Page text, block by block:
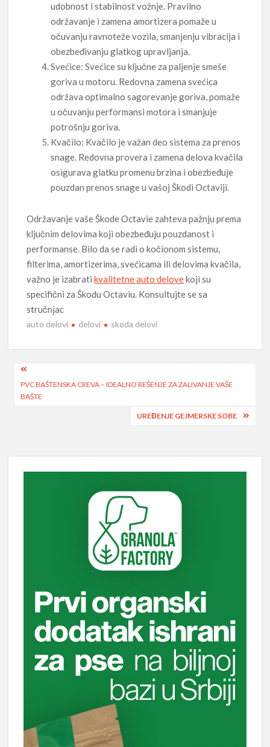
udobnost i stabilnost vožnje. Pravilno
održavanje i zamena amortizera pomaže u
očuvanju ravnoteže vozila, smanjenju vibracija i
obezbeđivanju glatkog upravljanja.
Svećice: Svećice su ključne za paljenje smeše
goriva u motoru. Redovna zamena svećica
održava optimalno sagorevanje goriva, pomaže
u očuvanju performansi motora i smanjuje
potrošnju goriva.
Kvačilo: Kvačilo je važan deo sistema za prenos
snage. Redovna provera i zamena delova kvačila
osigurava glatku promenu brzina i obezbeđuje
pouzdan prenos snage u vašoj Škodi Octaviji.
Održavanje vaše Škode Octavie zahteva pažnju prema
ključnim delovima koji obezbeđuju pouzdanost i
performanse. Bilo da se radi o kočionom sistemu,
filterima, amortizerima, svećicama ili delovima kvačila,
važno je izabratikvalitetne auto delovekoji su
specifični za Škodu Octaviu. Konsultujte se sa
stručnjac
auto delovi delovi skoda delovi
Post
navigation
PVC BAŠTENSKA CREVA – IDEALNO REŠENJE ZA ZALIVANJE VAŠE
BAŠTE
UREĐENJE GEJMERSKE SOBE